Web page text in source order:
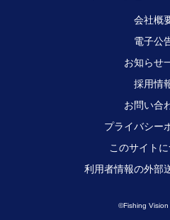
会社概
電子公
お知らせ
採用情
お問い合
プライバシー
このサイト
利用者情報の外部
©Fishing Vision